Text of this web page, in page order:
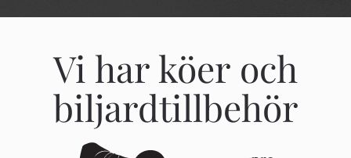
Vi har köer och
biljardtillbehör